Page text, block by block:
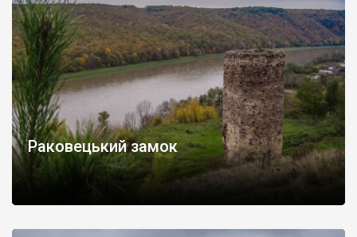
угорського королевича Андрія. Згодом, […]
Раковецький замок